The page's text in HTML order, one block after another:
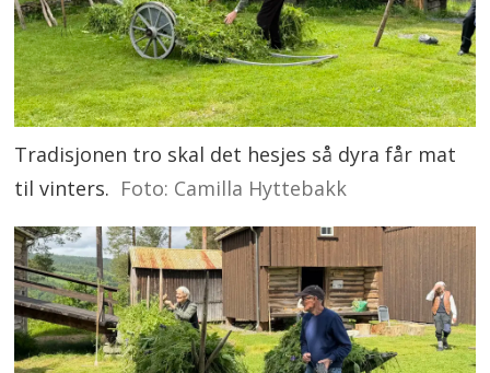
Tradisjonen tro skal det hesjes så dyra får mat
til vinters. Foto: Camilla Hyttebakk